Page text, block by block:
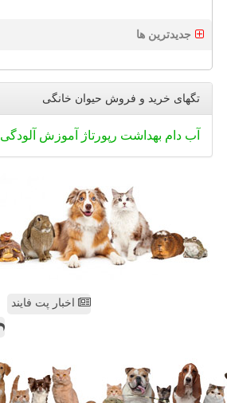
جدیدترین ها
تگهای خرید و فروش حیوان خانگی
آب دام بهداشت رپورتاژ آموزش آلودگی
اخبار پت فایند